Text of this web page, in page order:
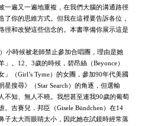
遍又一遍地重複，在我們大腦的溝通路徑
了你的思維方式。但我在這裡要告訴各位，
徑和改變這些信念的。本書準備你展示這是
時候被老師禁止參加合唱團，理由是她
」。12、3歲的時候，碧昂絲（Beyonce）
」（Girl’s Tyme）的女團，參加90年代美國
星搜尋》（Star Search）的角逐，但選輸
不知、無人不曉。我想甚至連我90歲的葡萄
。吉賽兒．邦臣（Gisele Bündchen）在14
子太大而眼睛太小，因此她在試鏡時經常落